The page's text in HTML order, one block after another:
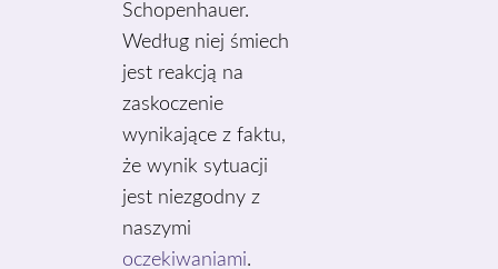
Schopenhauer.
Według niej śmiech
jest reakcją na
zaskoczenie
wynikające z faktu,
że wynik sytuacji
jest niezgodny z
naszymi
oczekiwaniami.